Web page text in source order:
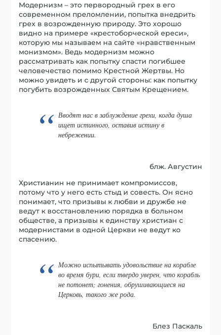
Модернизм – это первородный грех в его
современном преломлении, попытка внедрить
грех в возрожденную природу. Это хорошо
видно на примере «крестоборческой ереси»,
которую мы называем на сайте «нравственным
монизмом». Ведь модернизм можно
рассматривать как попытку спасти погибшее
человечество помимо Крестной Жертвы. Но
можно увидеть и с другой стороны: как попытку
погубить возрожденных Святым Крещением.
Вводят нас в заблуждение грехи, когда душа
ищет истинного, оставив истину в
небрежении.
блж. Августин
Христианин не принимает компромиссов,
потому что у него есть стыд и совесть. Он ясно
понимает, что призывы к любви и дружбе не
ведут к восстановлению порядка в больном
обществе, а призывы к единству христиан с
модернистами в одной Церкви не ведут ко
спасению.
Можно испытывать удовольствие на корабле
во время бури, если твердо уверен, что корабль
не потонет; гонения, обрушивающиеся на
Церковь, такого же рода.
Блез Паскаль